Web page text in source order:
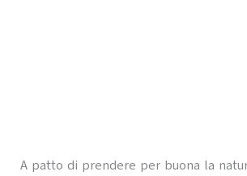
A patto di prendere per buona la